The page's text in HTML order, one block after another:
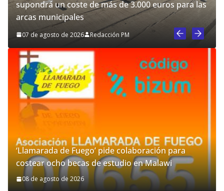
supondrá un coste de más de 3.000 euros para las
arcas municipales
07 de agosto de 2026 Redacción PM
‘Llamarada de Fuego’ pide colaboración para
costear ocho becas de estudio en Malawi
08 de agosto de 2026